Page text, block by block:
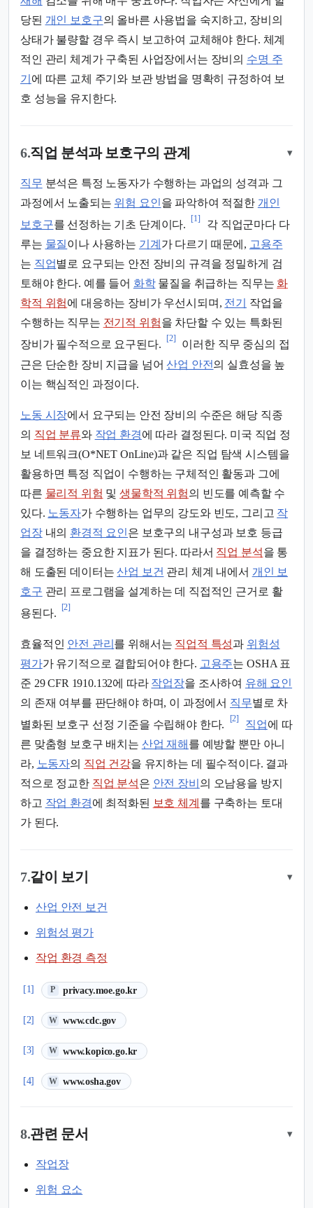
당된 개인 보호구의 올바른 사용법을 숙지하고, 장비의
상태가 불량할 경우 즉시 보고하여 교체해야 한다. 체계
적인 관리 체계가 구축된 사업장에서는 장비의 수명 주
기 에 따른 교체 주기와 보관 방법을 명확히 규정하여 보
호 성능을 유지한다.
6.직업 분석과 보호구의 관계 ▾
직무 분석은 특정 노동자가 수행하는 과업의 성격과 그
과정에서 노출되는 위험 요인을 파악하여 적절한 개인
보호구를 선정하는 기초 단계이다.
[1]
각 직업군마다 다
루는 물질이나 사용하는 기계 가 다르기 때문에, 고용주
는 직업별로 요구되는 안전 장비의 규격을 정밀하게 검
토해야 한다. 예를 들어 화학물질을 취급하는 직무는 화
학적 위험에 대응하는 장비가 우선시되며, 전기
작업을
수행하는 직무는 전기적 위험을 차단할 수 있는 특화된
장비가 필수적으로 요구된다.
[2]
이러한 직무 중심의 접
근은 단순한 장비 지급을 넘어산업 안전의 실효성을 높
이는 핵심적인 과정이다.
노동 시장에서 요구되는 안전 장비의 수준은 해당 직종
의 직업 분류와 작업 환경에 따라 결정된다. 미국 직업 정
보 네트워크(O*NET OnLine)과 같은 직업 탐색 시스템을
활용하면 특정 직업이 수행하는 구체적인 활동과 그에
따른 물리적 위험 및생물학적 위험의 빈도를 예측할 수
있다. 노동자가 수행하는 업무의 강도와 빈도, 그리고 작
업장내의 환경적 요인은 보호구의 내구성과 보호 등급
을 결정하는 중요한 지표가 된다. 따라서 직업 분석을 통
해 도출된 데이터는산업 보건 관리 체계 내에서 개인 보
호구 관리 프로그램을 설계하는 데 직접적인 근거로 활
용된다.
[2]
효율적인 안전 관리 를 위해서는 직업적 특성과 위험성
평가가 유기적으로 결합되어야 한다. 고용주는 OSHA 표
준 29 CFR 1910.132에 따라 작업장을 조사하여 유해 요인
의 존재 여부를 판단해야 하며, 이 과정에서 직무별로 차
별화된 보호구 선정 기준을 수립해야 한다.
[2]
직업에 따
른 맞춤형 보호구 배치는 산업 재해 를 예방할 뿐만 아니
라, 노동자의 직업 건강을 유지하는 데 필수적이다. 결과
적으로 정교한 직업 분석은 안전 장비 의 오남용을 방지
하고 작업 환경에 최적화된 보호 체계 를 구축하는 토대
가 된다.
7.같이 보기 ▾
산업 안전 보건
위험성 평가
작업 환경 측정
[1] P privacy.moe.go.kr
(새 탭에서 열림)
[2] W www.cdc.gov
(새 탭에서 열림)
[3] W www.kopico.go.kr
(새 탭에서 열림)
[4] W www.osha.gov
(새 탭에서 열림)
8.관련 문서 ▾
작업장
위험 요소